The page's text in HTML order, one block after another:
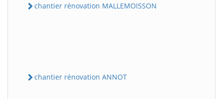
chantier rénovation MALLEMOISSON
chantier rénovation ANNOT